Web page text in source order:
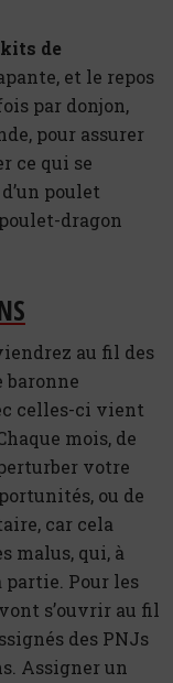
de
et le repos
par donjon,
pour assurer
ce qui se
poulet
dragon
au fil des
baronne
celles-ci vient
mois, de
votre
ou de
car cela
malus, qui, à
Pour les
s’ouvrir au fil
des PNJs
Assigner un